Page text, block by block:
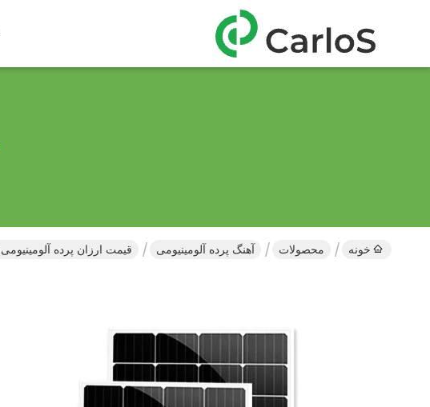
خونه محصولات آهنگ پرده آلومینیومی قیمت ارزان پرده آلومینیومی 28 میلی متر ضخامت 1.2 میلی متر با پلاستیک نهایی